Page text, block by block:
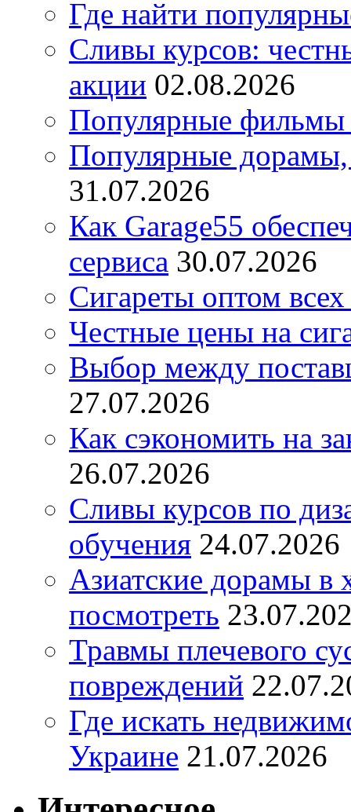
Где найти
Сливы курсов:
акции 02.08.2026
Популярные фильмы
Популярные дорамы,
31.07.2026
Как Garage55
сервиса 30.07.2026
Сигареты оптом
Честные цены на
Выбор между
27.07.2026
Как сэкономить на
26.07.2026
Сливы курсов по
обучения 24.07.2026
Азиатские дорамы в
посмотреть
Травмы плечевого
повреждений
Где искать
Украине 21.07.2026